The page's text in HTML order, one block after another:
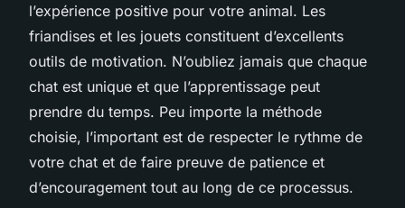
l’expérience positive pour votre animal. Les
friandises et les jouets constituent d’excellents
outils de motivation. N’oubliez jamais que chaque
chat est unique et que l’apprentissage peut
prendre du temps. Peu importe la méthode
choisie, l’important est de respecter le rythme de
votre chat et de faire preuve de patience et
d’encouragement tout au long de ce processus.